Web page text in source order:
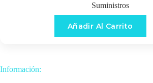
Suministros
Añadir Al Carrito
Información: